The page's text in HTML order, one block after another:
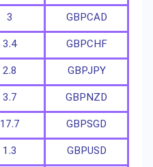
GBPCAD
3
GBPCHF
3.4
GBPJPY
2.8
GBPNZD
3.7
GBPSGD
17.7
GBPUSD
1.3